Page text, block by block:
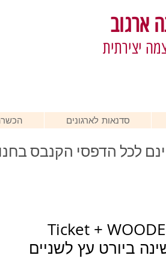
ארגוב
יצירתית
סדנאות לארגונים
Ticket +
ביורט עץ לשניים
לכל הדפסי הקנבס